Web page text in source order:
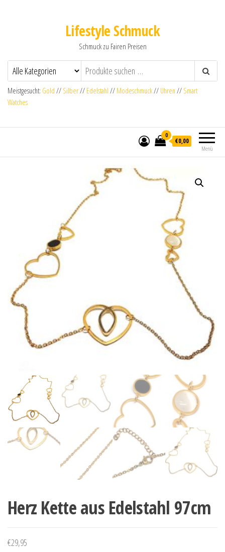
Lifestyle Schmuck
Schmuck zu Fairen Preisen
Meistgesucht: Gold // Silber// Edelstahl // Modeschmuck// Uhren // Smart
Watches
Menü
0
€0,00
Herz Kette aus Edelstahl 97cm
€29,95